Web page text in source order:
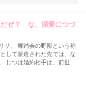
だぜ？ な、溺愛につづ
サ。 舞踏会の野獣という称
して派遣された先では、な
じつは婚約相手は、前世